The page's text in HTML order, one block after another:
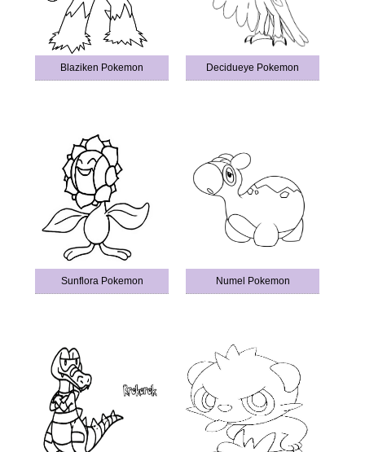
Blaziken Pokemon Decidueye Pokemon
Sunflora Pokemon Numel Pokemon